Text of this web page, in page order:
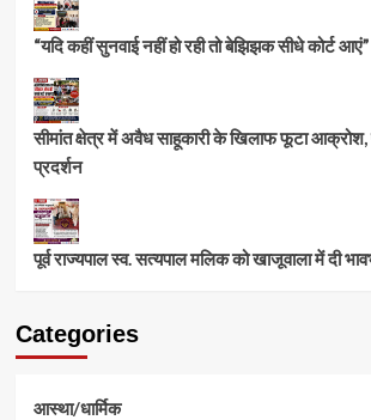
“यदि कहीं सुनवाई नहीं हो रही तो बेझिझक सीधे कोर्ट
सीमांत क्षेत्र में अवैध साहूकारी के खिलाफ फूटा आक्रोश,
प्रदर्शन
पूर्व राज्यपाल स्व. सत्यपाल मलिक को खाजूवाला में दी
Categories
आस्था/धार्मिक